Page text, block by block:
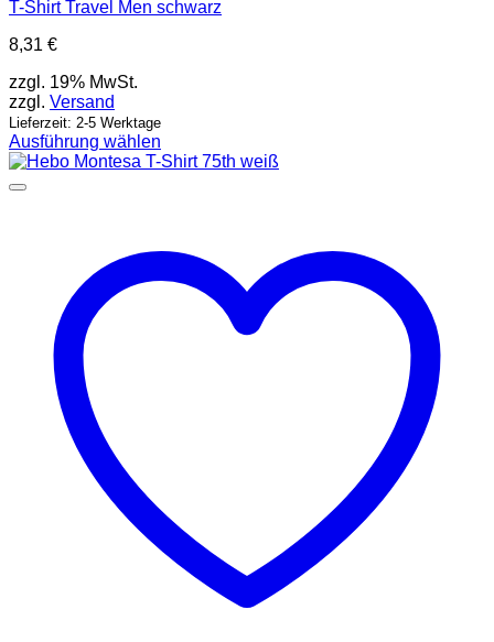
T-Shirt Travel Men schwarz
8,31 €
zzgl. 19% MwSt.
zzgl. Versand
Lieferzeit: 2-5 Werktage
Ausführung wählen
Dieses
Produkt
Optionen
können
Produktseite
gewählt
werden